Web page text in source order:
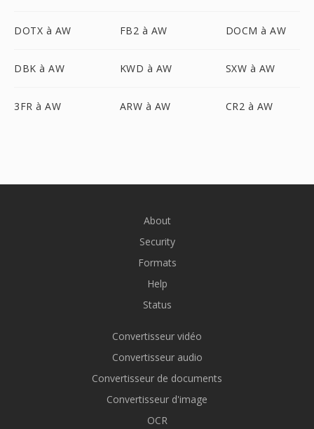
DOTX à AW FB2 à AW DOCM à AW
DBK à AW KWD à AW SXW à AW
3FR à AW ARW à AW CR2 à AW
About
Security
Formats
Help
Status
Convertisseur vidéo
Convertisseur audio
Convertisseur de documents
Convertisseur d'image
OCR